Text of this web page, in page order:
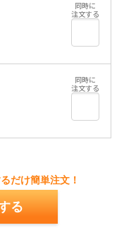
だけ簡単注文！
る